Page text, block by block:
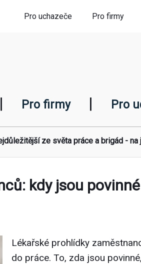
Pro uchazeče Pro firmy
| Pro firmy | Pro
ze světa práce a brigád - na
kdy jsou
Lékařské prohlídky
do práce. To, zda jsou